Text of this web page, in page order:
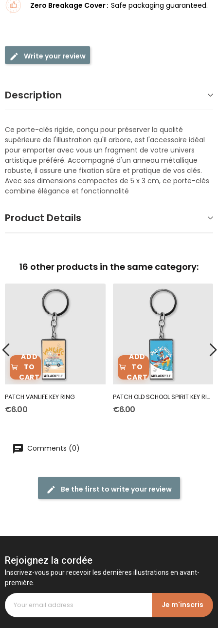
Zero Breakage Cover Safe packaging guaranteed.
Write your review
Description
Ce porte-clés rigide, conçu pour préserver la qualité
supérieure de l'illustration qu'il arbore, est l'accessoire idéal
pour emporter avec vous un fragment de votre univers
artistique préféré. Accompagné d'un anneau métallique
robuste, il assure une fixation sûre et pratique de vos clés.
Avec ses dimensions compactes de 5 x 3 cm, ce porte-clés
combine élégance et fonctionnalité
Product Details
16 other products in the same category:
ADD
TO
CART
PATCH VANLIFE KEY RING
€6.00
ADD
TO
CART
PATCH OLD SCHOOL SPIRIT KEY RING
€6.00
Comments (0)
Be the first to write your review
Rejoignez la cordée
Inscrivez-vous pour recevoir les dernières illustrations en avant-
première.
Je m'inscris